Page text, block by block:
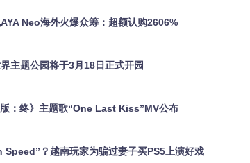
Neo海外火爆众筹：超额认购2606%
主题公园将于3月18日正式开园
版：终》主题歌“One Last Kiss”MV公布
Speed”？越南玩家为骗过妻子买PS5上演好戏